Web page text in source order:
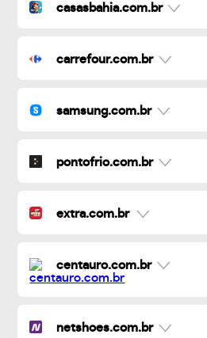
casasbahia.com.br
carrefour.com.br
samsung.com.br
pontofrio.com.br
extra.com.br
centauro.com.br
netshoes.com.br